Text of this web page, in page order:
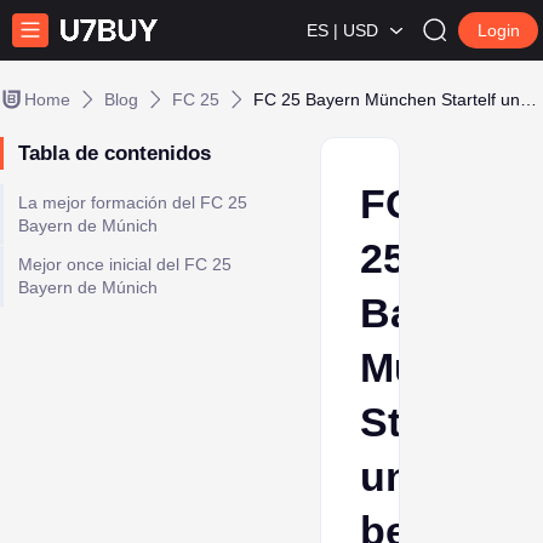
ES | USD Login
Home Blog FC 25
Tabla de contenidos
La mejor formación del FC 25
Bayern de Múnich
Mejor once inicial del FC 25
Bayern de Múnich
FC
25
Bayern
München
Startelf
und
beste